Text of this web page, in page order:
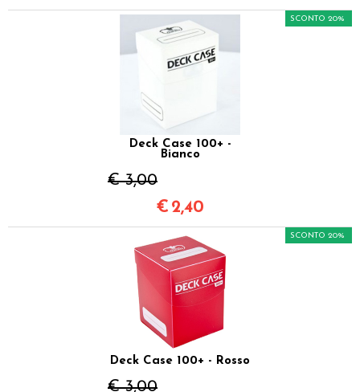
Deck Case 100+ -
Bianco
€ 3,00
SCONTO 20%
€ 2,40
Deck Case 100+ - Rosso
€ 3,00
SCONTO 20%